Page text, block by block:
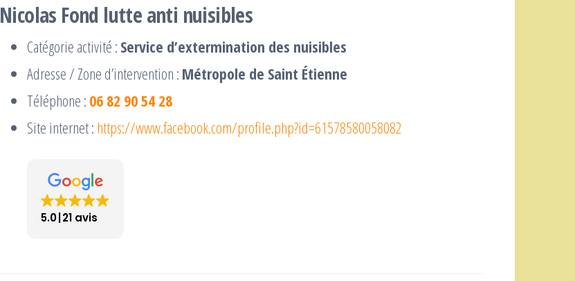
Nicolas Fond lutte anti nuisibles
Catégorie activité : Service d’extermination des nuisibles
Adresse / Zone d’intervention : Métropole de Saint Étienne
Téléphone : 06 82 90 54 28
Site internet : https://www.facebook.com/profile.php?id=61578580058082
5.0 21 avis